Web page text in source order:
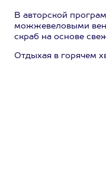
В авторской
можжевеловыми
скраб на основе
Отдыхая в горячем